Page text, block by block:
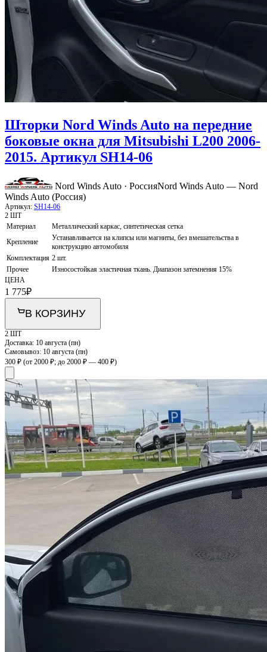
Шторки Nord Winds Auto на передние
боковые окна для Mitsubishi L200 2006-
2015. Артикул SH14-06
Nord Winds Auto · РоссияNord Winds Auto — Nord
Winds Auto (Россия)
Артикул: SH14-06
2 ШТ
Материал
Металлический каркас, синтетическая сетка
Крепление
Устанавливается на клипсы или магниты, без вмешательства в
конструкцию автомобиля
Комплектация 2 шт.
Прочее
Износостойкая эластичная ткань. Диапазон затемнения 15%
ЦЕНА
1 775₽
В КОРЗИНУ
2 ШТ
Доставка: 10 августа (пн)
Самовывоз: 10 августа (пн)
300 ₽ (от 2000 ₽; до 2000 ₽ — 400 ₽)